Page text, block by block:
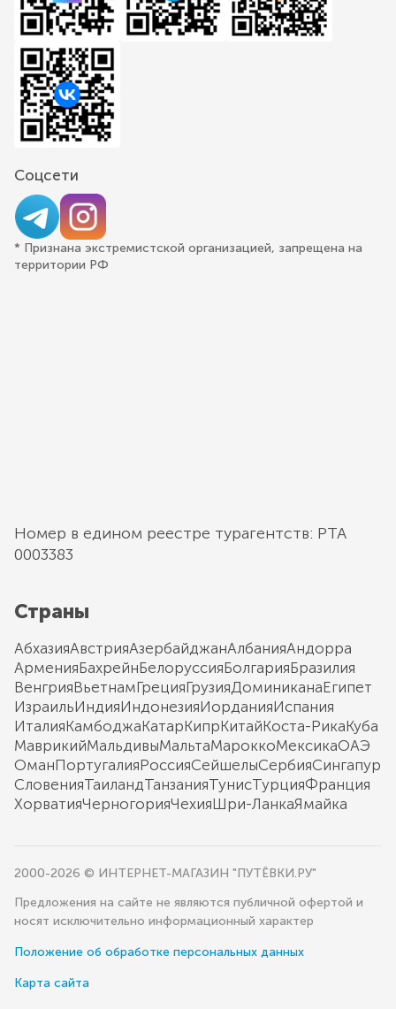
Соцсети
* Признана экстремистской организацией, запрещена на
территории РФ
Номер в едином реестре турагентств: РТА
0003383
Страны
АбхазияАвстрияАзербайджанАлбанияАндорра
АрменияБахрейнБелоруссияБолгарияБразилия
ВенгрияВьетнамГрецияГрузияДоминиканаЕгипет
ИзраильИндияИндонезияИорданияИспания
ИталияКамбоджаКатарКипрКитайКоста-РикаКуба
МаврикийМальдивыМальтаМароккоМексикаОАЭ
ОманПортугалияРоссияСейшелыСербияСингапур
СловенияТаиландТанзанияТунисТурцияФранция
ХорватияЧерногорияЧехияШри-ЛанкаЯмайка
2000-2026 © ИНТЕРНЕТ-МАГАЗИН "ПУТЁВКИ.РУ"
Предложения на сайте не являются публичной офертой и
носят исключительно информационный характер
Положение об обработке персональных данных
Карта сайта